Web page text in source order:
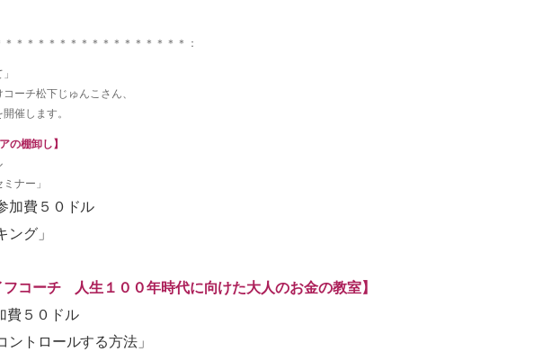
＊＊＊＊＊＊＊＊＊＊＊＊＊＊＊＊：
ーチ松下じゅんこさん、
催します。
棚卸し】
ル
ナー」
加費５０ドル
グ」
ーチ 人生１００年時代に向けた大人のお金の教室】
費５０ドル
トロールする方法」